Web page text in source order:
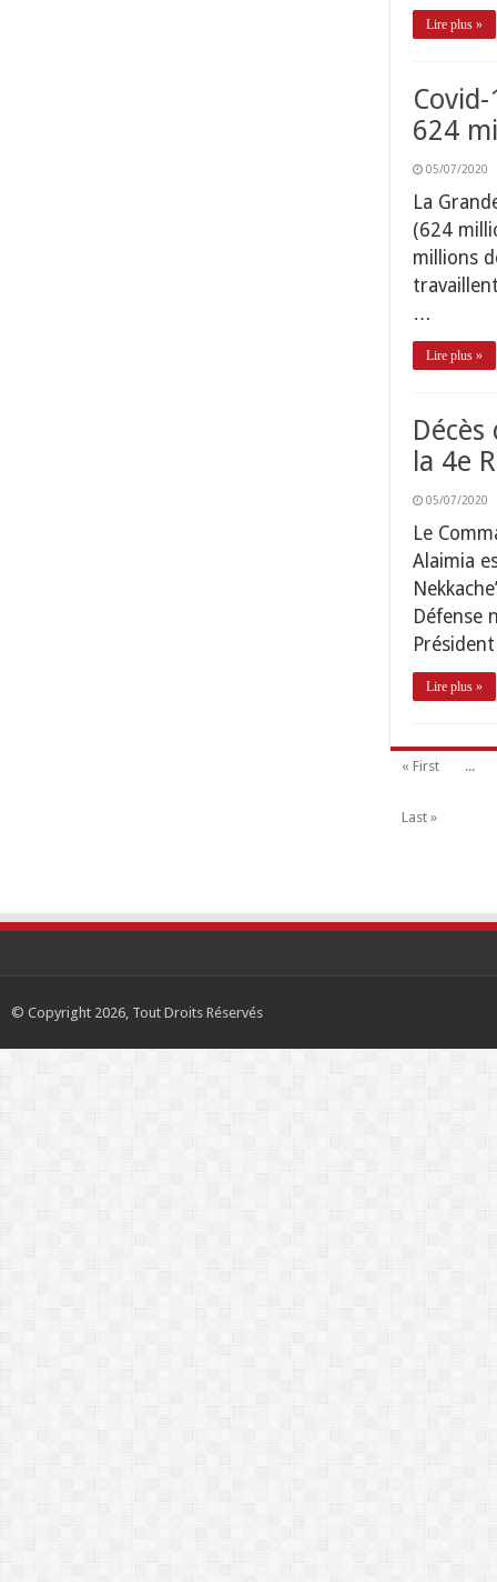
Lire plus »
624
05/07/2020
La
(624
millions
…
Lire plus »
la 4e
05/07/2020
Le
Alaimia
Défense
Lire plus »
« First ...
Last »
© Copyright 2026, Tout Droits Réservés